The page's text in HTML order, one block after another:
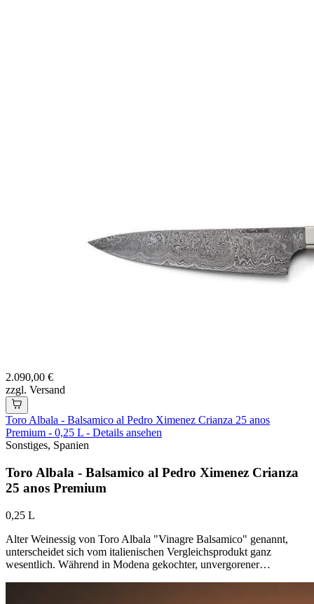
2.090,00 €
zzgl. Versand
Toro Albala - Balsamico al Pedro Ximenez Crianza 25 anos
Premium - 0,25 L - Details ansehen
Sonstiges, Spanien
Toro Albala - Balsamico al Pedro Ximenez Crianza
25 anos Premium
0,25 L
Alter Weinessig von Toro Albala "Vinagre Balsamico" genannt,
unterscheidet sich vom italienischen Vergleichsprodukt ganz
wesentlich. Während in Modena gekochter, unvergorener…